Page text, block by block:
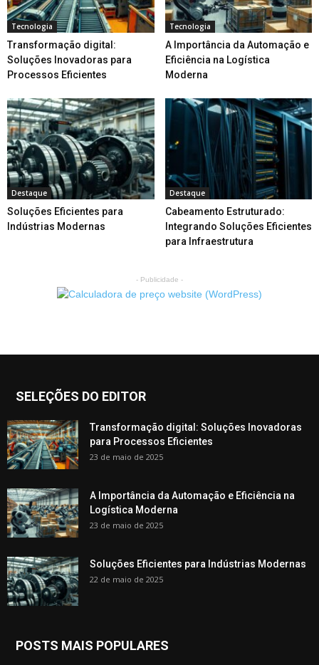
Tecnologia
Transformação digital:
Soluções Inovadoras para
Processos Eficientes
Tecnologia
A Importância da Automação e
Eficiência na Logística
Moderna
Destaque
Soluções Eficientes para
Indústrias Modernas
Destaque
Cabeamento Estruturado:
Integrando Soluções Eficientes
para Infraestrutura
- Publicidade -
SELEÇÕES DO EDITOR
Transformação digital: Soluções Inovadoras
para Processos Eficientes
23 de maio de 2025
A Importância da Automação e Eficiência na
Logística Moderna
23 de maio de 2025
Soluções Eficientes para Indústrias Modernas
22 de maio de 2025
POSTS MAIS POPULARES